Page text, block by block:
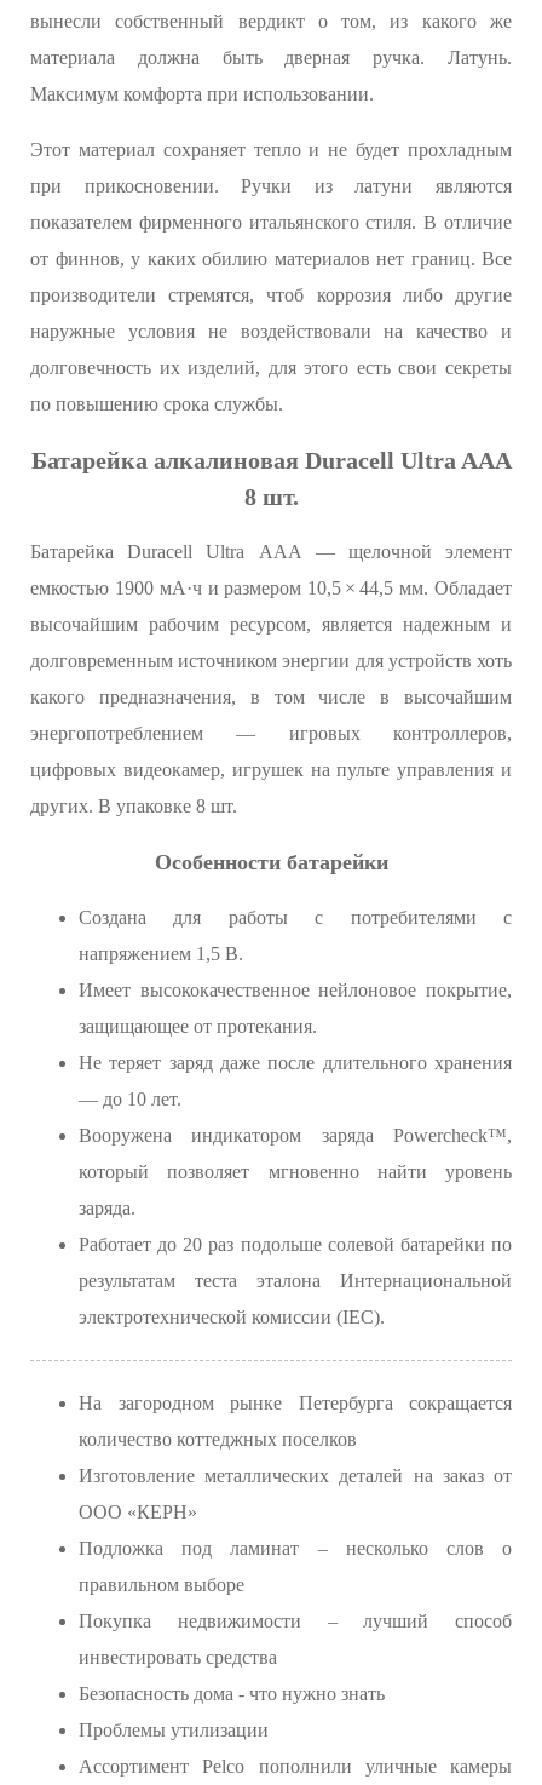
вынесли собственный вердикт о том, из какого же
материала должна быть дверная ручка. Латунь.
Максимум комфорта при использовании.
Этот материал сохраняет тепло и не будет прохладным
при прикосновении. Ручки из латуни являются
показателем фирменного итальянского стиля. В отличие
от финнов, у каких обилию материалов нет границ. Все
производители стремятся, чтоб коррозия либо другие
наружные условия не воздействовали на качество и
долговечность их изделий, для этого есть свои секреты
по повышению срока службы.
Батарейка алкалиновая Duracell Ultra AAA
8 шт.
Батарейка Duracell Ultra ААА — щелочной элемент
емкостью 1900 мА·ч и размером 10,5 × 44,5 мм. Обладает
высочайшим рабочим ресурсом, является надежным и
долговременным источником энергии для устройств хоть
какого предназначения, в том числе в высочайшим
энергопотреблением — игровых контроллеров,
цифровых видеокамер, игрушек на пульте управления и
других. В упаковке 8 шт.
Особенности батарейки
Создана для работы с потребителями с
напряжением 1,5 В.
Имеет высококачественное нейлоновое покрытие,
защищающее от протекания.
Не теряет заряд даже после длительного хранения
— до 10 лет.
Вооружена индикатором заряда Powercheck™,
который позволяет мгновенно найти уровень
заряда.
Работает до 20 раз подольше солевой батарейки по
результатам теста эталона Интернациональной
электротехнической комиссии (IEC).
На загородном рынке Петербурга сокращается
количество коттеджных поселков
Изготовление металлических деталей на заказ от
ООО «КЕРН»
Подложка под ламинат – несколько слов о
правильном выборе
Покупка недвижимости – лучший способ
инвестировать средства
Безопасность дома - что нужно знать
Проблемы утилизации
Ассортимент Pelco пополнили уличные камеры